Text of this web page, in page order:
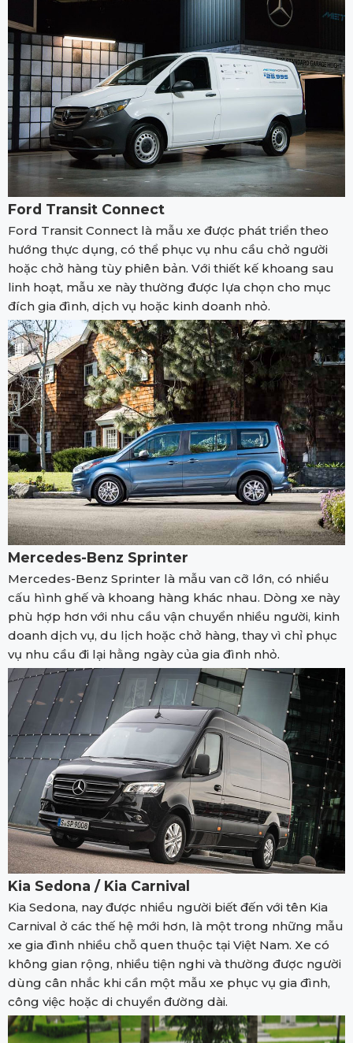
Ford Transit Connect
Ford Transit Connect là mẫu xe được phát triển theo
hướng thực dụng, có thể phục vụ nhu cầu chở người
hoặc chở hàng tùy phiên bản. Với thiết kế khoang sau
linh hoạt, mẫu xe này thường được lựa chọn cho mục
đích gia đình, dịch vụ hoặc kinh doanh nhỏ.
Mercedes-Benz Sprinter
Mercedes-Benz Sprinter là mẫu van cỡ lớn, có nhiều
cấu hình ghế và khoang hàng khác nhau. Dòng xe này
phù hợp hơn với nhu cầu vận chuyển nhiều người, kinh
doanh dịch vụ, du lịch hoặc chở hàng, thay vì chỉ phục
vụ nhu cầu đi lại hằng ngày của gia đình nhỏ.
Kia Sedona / Kia Carnival
Kia Sedona, nay được nhiều người biết đến với tên Kia
Carnival ở các thế hệ mới hơn, là một trong những mẫu
xe gia đình nhiều chỗ quen thuộc tại Việt Nam. Xe có
không gian rộng, nhiều tiện nghi và thường được người
dùng cân nhắc khi cần một mẫu xe phục vụ gia đình,
công việc hoặc di chuyển đường dài.